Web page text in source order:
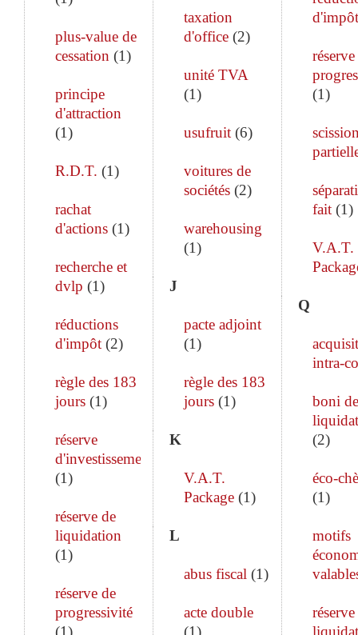
plus-value de
cessation (1)
principe
d'attraction
(1)
R.D.T. (1)
rachat
d'actions (1)
recherche et
dvlp (1)
réductions
d'impôt (2)
règle des 183
jours (1)
réserve
d'investissement
(1)
réserve de
liquidation
(1)
réserve de
progressivité
(1)
taxation
d'office(2)
unité TVA
(1)
usufruit(6)
voitures de
sociétés(2)
warehousing
(1)
J
pacte adjoint
(1)
règle des 183
jours(1)
K
V.A.T.
Package(1)
L
abus fiscal (1)
acte double
(1)
d'impôt
(1)
fait(1)
V.A.T.
Q
intra-
boni de
(2)
éco-
(1)
motifs